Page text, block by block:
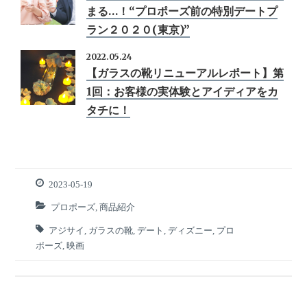
まる…！“プロポーズ前の特別デートプ
ラン２０２０(東京)”
2022.05.24
【ガラスの靴リニューアルレポート】第
1回：お客様の実体験とアイディアをカ
タチに！
2023-05-19
プロポーズ 商品紹介
アジサイ ガラスの靴 ,デート ,ディズニー
プロ
ポーズ ,映画